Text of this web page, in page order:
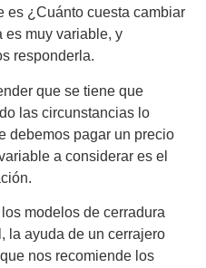
es ¿Cuánto cuesta cambiar
es muy variable, y
responderla.
que se tiene que
las circunstancias lo
debemos pagar un precio
a considerar es el
modelos de cerradura
la ayuda de un cerrajero
nos recomiende los